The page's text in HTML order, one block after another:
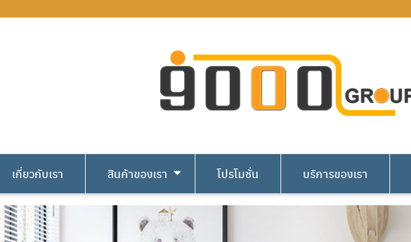
เกี่ยวกับเรา สินค้าของเรา โปรโมชั่น บริการของเรา